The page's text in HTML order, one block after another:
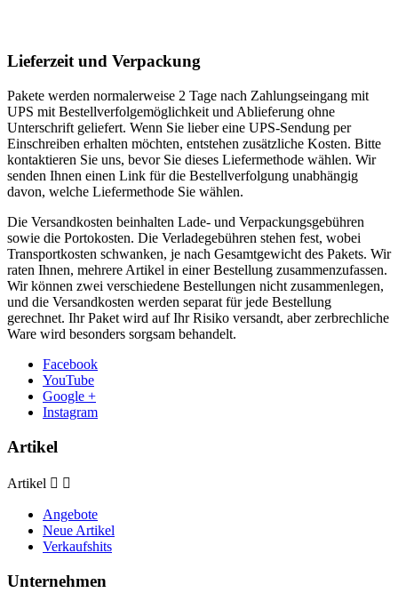
Lieferzeit und Verpackung
Pakete werden normalerweise 2 Tage nach Zahlungseingang mit
UPS mit Bestellverfolgemöglichkeit und Ablieferung ohne
Unterschrift geliefert. Wenn Sie lieber eine UPS-Sendung per
Einschreiben erhalten möchten, entstehen zusätzliche Kosten. Bitte
kontaktieren Sie uns, bevor Sie dieses Liefermethode wählen. Wir
senden Ihnen einen Link für die Bestellverfolgung unabhängig
davon, welche Liefermethode Sie wählen.
Die Versandkosten beinhalten Lade- und Verpackungsgebühren
sowie die Portokosten. Die Verladegebühren stehen fest, wobei
Transportkosten schwanken, je nach Gesamtgewicht des Pakets. Wir
raten Ihnen, mehrere Artikel in einer Bestellung zusammenzufassen.
Wir können zwei verschiedene Bestellungen nicht zusammenlegen,
und die Versandkosten werden separat für jede Bestellung
gerechnet. Ihr Paket wird auf Ihr Risiko versandt, aber zerbrechliche
Ware wird besonders sorgsam behandelt.
Facebook
YouTube
Google +
Instagram
Artikel
Artikel  
Angebote
Neue Artikel
Verkaufshits
Unternehmen